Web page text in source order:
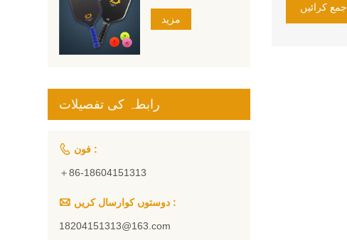
جمع کرائیں
مزید
رابطہ کی تفصیلات
 فون :
＋86-18604151313
 دوستوں کوارسال کریں :
18204151313@163.com